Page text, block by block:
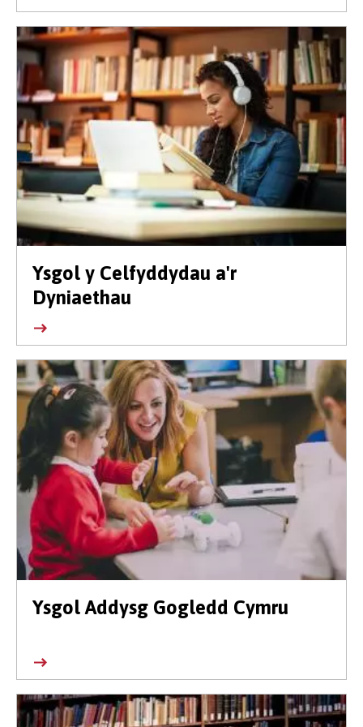
Ysgol y Celfyddydau a'r
Dyniaethau
Ysgol Addysg Gogledd Cymru